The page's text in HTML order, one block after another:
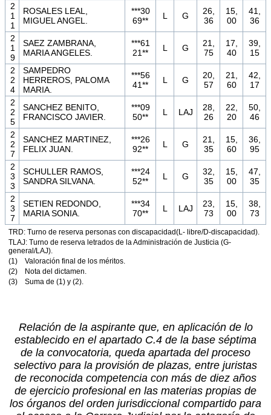
2
1
1
ROSALES LEAL,
MIGUEL ANGEL.
***30
69**
L G
26,
36
15,
00
41,
36
2
1
9
SAEZ ZAMBRANA,
MARIA ANGELES.
***61
21**
L G
21,
75
17,
40
39,
15
2
2
4
SAMPEDRO
HERREROS, PALOMA
MARIA.
***56
41**
L G
20,
57
21,
60
42,
17
2
2
5
SANCHEZ BENITO,
FRANCISCO JAVIER.
***09
50**
L LAJ
28,
26
22,
20
50,
46
2
2
7
SANCHEZ MARTINEZ,
FELIX JUAN.
***26
92**
L G
21,
35
15,
60
36,
95
2
3
3
SCHULLER RAMOS,
SANDRA SILVANA.
***24
52**
L G
32,
35
15,
00
47,
35
2
3
7
SETIEN REDONDO,
MARIA SONIA.
***34
70**
L LAJ
23,
73
15,
00
38,
73
TRD: Turno de reserva personas con discapacidad(L- libre/D-discapacidad).
TLAJ: Turno de reserva letrados de la Administración de Justicia (G-
general/LAJ).
(1) Valoración final de los méritos.
(2) Nota del dictamen.
(3) Suma de (1) y (2).
Relación de la aspirante que, en aplicación de lo
establecido en el apartado C.4 de la base séptima
de la convocatoria, queda apartada del proceso
selectivo para la provisión de plazas, entre juristas
de reconocida competencia con más de diez años
de ejercicio profesional en las materias propias de
los órganos del orden jurisdiccional compartido para